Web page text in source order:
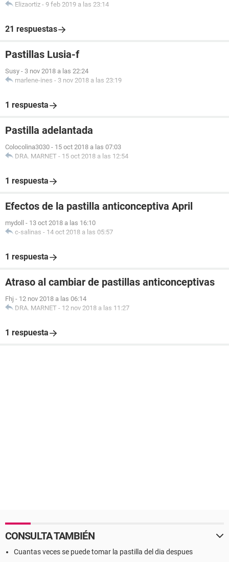
Elizaortiz - 9 feb 2019 a las 23:14
21 respuestas
Pastillas Lusia-f
Susy - 3 nov 2018 a las 22:24
marlene-ines - 3 nov 2018 a las 23:19
1 respuesta
Pastilla adelantada
Colocolina3030 - 15 oct 2018 a las 07:03
DRA. MARNET - 15 oct 2018 a las 12:54
1 respuesta
Efectos de la pastilla anticonceptiva April
mydoll - 13 oct 2018 a las 16:10
c-salinas - 14 oct 2018 a las 05:57
1 respuesta
Atraso al cambiar de pastillas anticonceptivas
Fhj - 12 nov 2018 a las 06:14
DRA. MARNET - 12 nov 2018 a las 11:27
1 respuesta
CONSULTA TAMBIÉN
Cuantas veces se puede tomar la pastilla del dia despues